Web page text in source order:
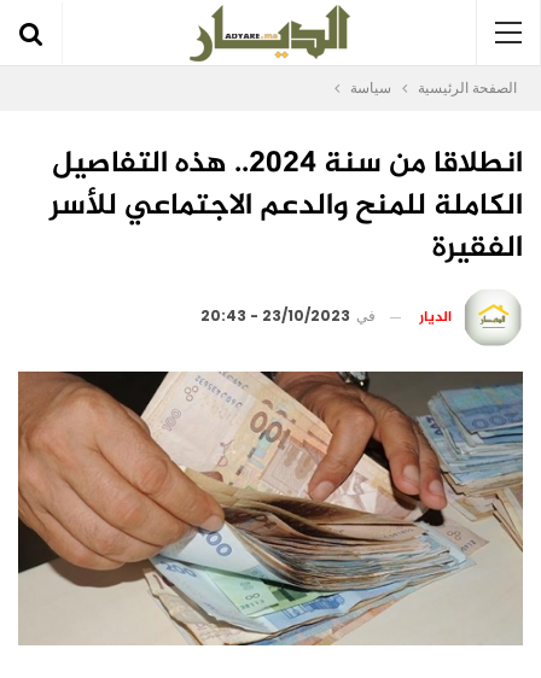
الصفحة الرئيسية سياسة
انطلاقا من سنة 2024.. هذه التفاصيل
الكاملة للمنح والدعم الاجتماعي للأسر
الفقيرة
الديار في 23/10/2023 - 20:43